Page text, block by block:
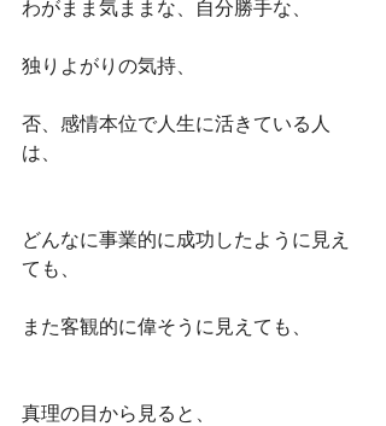
わがまま気ままな、自分勝手な、
独りよがりの気持、
否、感情本位で人生に活きている人
は、
どんなに事業的に成功したように見え
ても、
また客観的に偉そうに見えても、
真理の目から見ると、